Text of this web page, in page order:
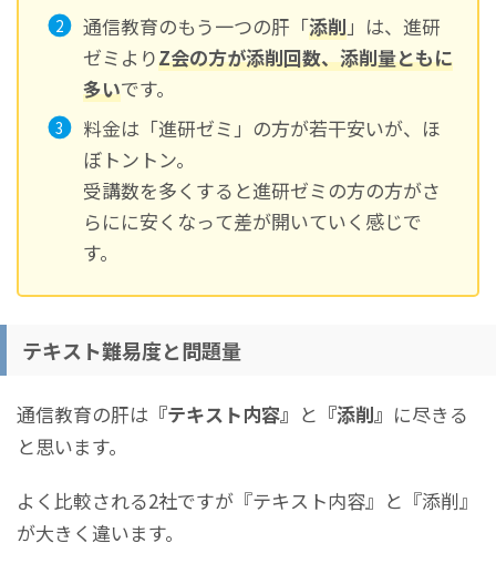
通信教育のもう一つの肝「添削」は、進研
ゼミよりZ会の方が添削回数、添削量ともに
多いです。
料金は「進研ゼミ」の方が若干安いが、ほ
ぼトントン。
受講数を多くすると進研ゼミの方の方がさ
らにに安くなって差が開いていく感じで
す。
テキスト難易度と問題量
通信教育の肝は 『テキスト内容』 と 『添削』 に尽きる
と思います。
よく比較される2社ですが『テキスト内容』と『添削』
が大きく違います。